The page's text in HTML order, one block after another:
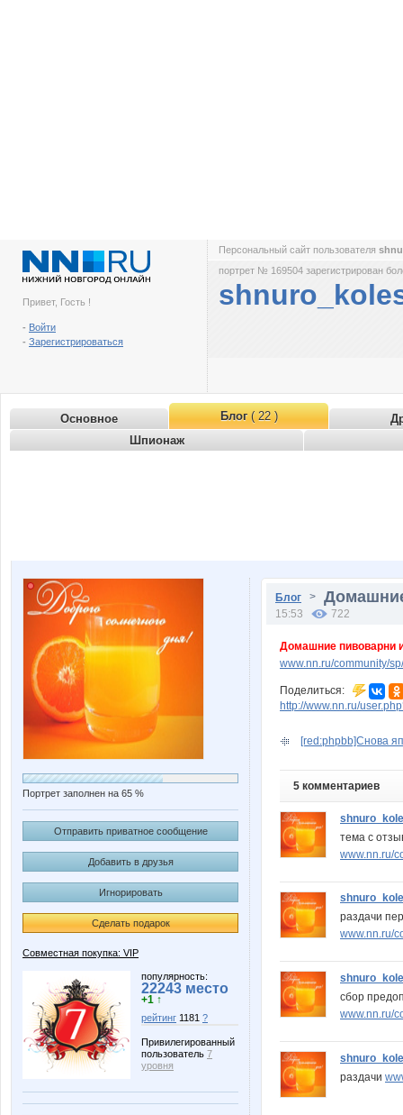
Привет, Гость !
- Войти
- Зарегистрироваться
Персональный сайт пользователя
портрет № 169504 зарегистрирован
Основное Блог( 22 )
Шпионаж
Портрет заполнен на 65 %
Отправить приватное сообщение
Добавить в друзья
Игнорировать
Сделать подарок
Совместная покупка: VIP
популярность:
22243 место
+1 ↑
рейтинг 1181 ?
Привилегированный
пользователь 7
уровня
Блог >
15:53 722
Домашние пивоварни
www.nn.ru/community/
Поделиться:
http://www.nn.ru/
[red:phpbb]Снова
5 комментариев
тема с
www.nn.ru/
раздачи
www.nn.ru/
сбор
www.nn.ru/
раздачи